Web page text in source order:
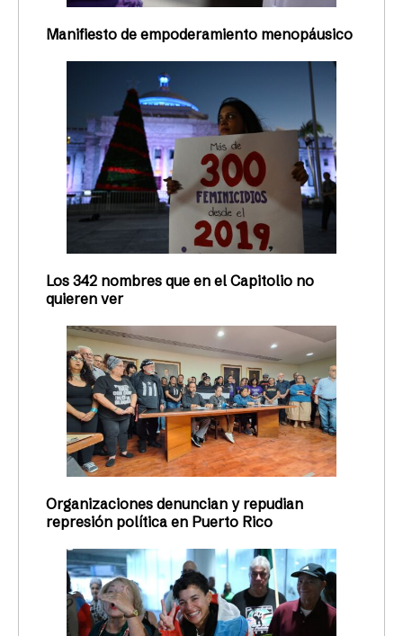
Manifiesto de empoderamiento menopáusico
Los 342 nombres que en el Capitolio no
quieren ver
Organizaciones denuncian y repudian
represión política en Puerto Rico